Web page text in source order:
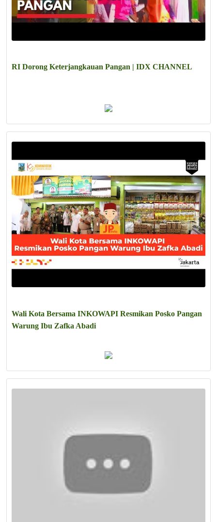
RI Dorong Keterjangkauan Pangan | IDX CHANNEL
Wali Kota Bersama INKOWAPI Resmikan Posko Pangan
Warung Ibu Zafka Abadi